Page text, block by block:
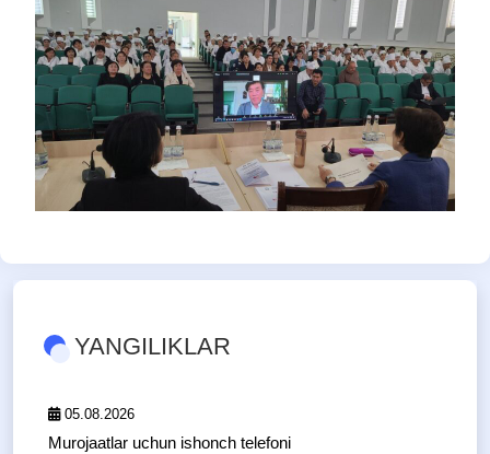
YANGILIKLAR
05.08.2026
Murojaatlar uchun ishonch telefoni